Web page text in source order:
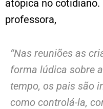
atópica no cotidiano.
professora,
“Nas reuniões as
forma lúdica sobre
tempo, os pais são
como controlá-la,